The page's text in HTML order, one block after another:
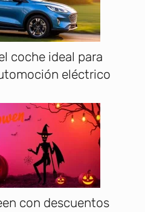
coche ideal para
eléctrico
con descuentos